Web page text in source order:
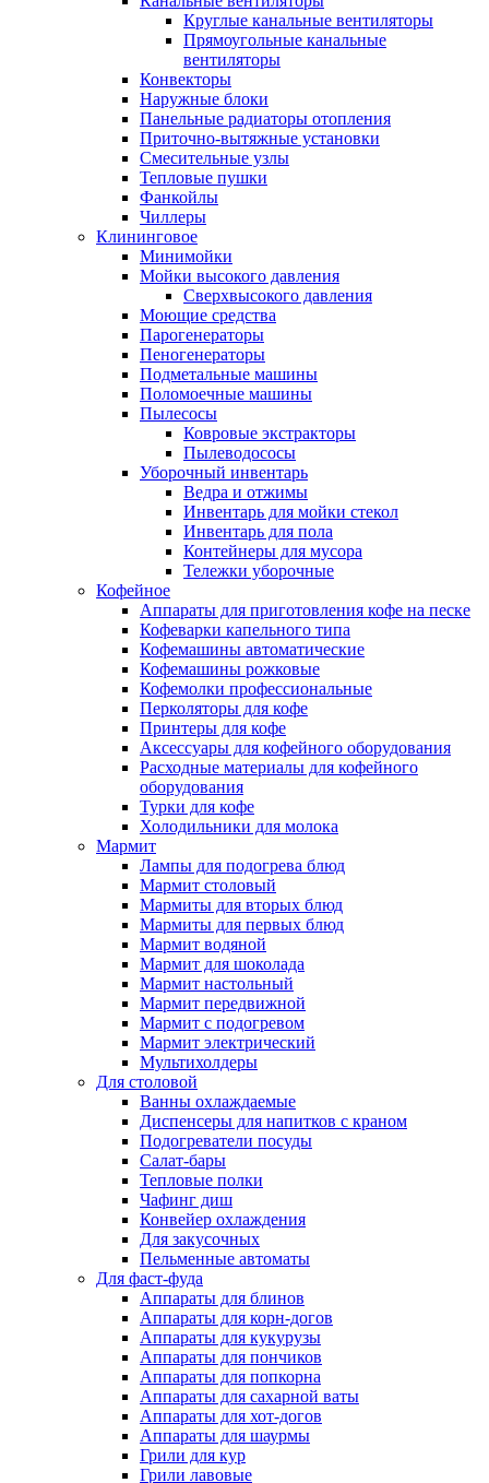
Круглые канальные вентиляторы
Прямоугольные канальные
вентиляторы
Конвекторы
Наружные блоки
Панельные радиаторы отопления
Приточно-вытяжные установки
Смесительные узлы
Тепловые пушки
Фанкойлы
Чиллеры
Клининговое
Минимойки
Мойки высокого давления
Сверхвысокого давления
Моющие средства
Парогенераторы
Пеногенераторы
Подметальные машины
Поломоечные машины
Пылесосы
Ковровые экстракторы
Пылеводососы
Уборочный инвентарь
Ведра и отжимы
Инвентарь для мойки стекол
Инвентарь для пола
Контейнеры для мусора
Тележки уборочные
Кофейное
Аппараты для приготовления кофе на песке
Кофеварки капельного типа
Кофемашины автоматические
Кофемашины рожковые
Кофемолки профессиональные
Перколяторы для кофе
Принтеры для кофе
Аксессуары для кофейного оборудования
Расходные материалы для кофейного
оборудования
Турки для кофе
Холодильники для молока
Мармит
Лампы для подогрева блюд
Мармит столовый
Мармиты для вторых блюд
Мармиты для первых блюд
Мармит водяной
Мармит для шоколада
Мармит настольный
Мармит передвижной
Мармит с подогревом
Мармит электрический
Мультихолдеры
Для столовой
Ванны охлаждаемые
Диспенсеры для напитков с краном
Подогреватели посуды
Салат-бары
Тепловые полки
Чафинг диш
Конвейер охлаждения
Для закусочных
Пельменные автоматы
Для фаст-фуда
Аппараты для блинов
Аппараты для корн-догов
Аппараты для кукурузы
Аппараты для пончиков
Аппараты для попкорна
Аппараты для сахарной ваты
Аппараты для хот-догов
Аппараты для шаурмы
Грили для кур
Грили лавовые